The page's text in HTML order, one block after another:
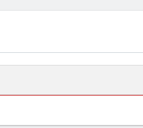
защита от детей).